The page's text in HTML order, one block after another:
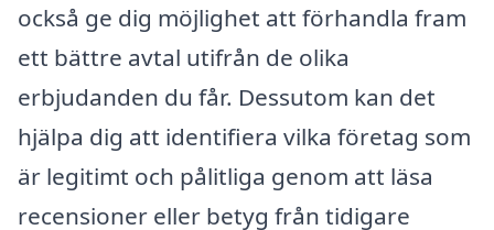
också ge dig möjlighet att förhandla fram
ett bättre avtal utifrån de olika
erbjudanden du får. Dessutom kan det
hjälpa dig att identifiera vilka företag som
är legitimt och pålitliga genom att läsa
recensioner eller betyg från tidigare